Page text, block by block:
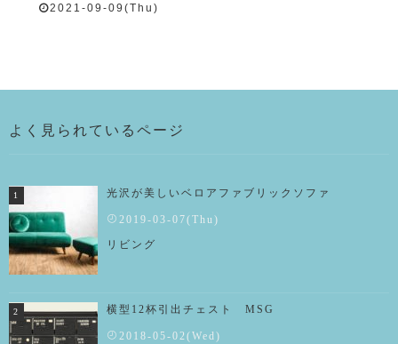
2021-09-09(Thu)
よく見られているページ
光沢が美しいベロアファブリックソファ
2019-03-07(Thu)
リビング
横型12杯引出チェスト MSG
2018-05-02(Wed)